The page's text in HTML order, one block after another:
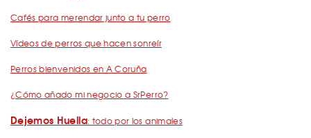
Cafés para merendar junto a tu perro
Vídeos de perros que hacen sonreír
Perros bienvenidos en A Coruña
¿Cómo añado mi negocio a SrPerro?
Dejemos Huella: todo por los animales